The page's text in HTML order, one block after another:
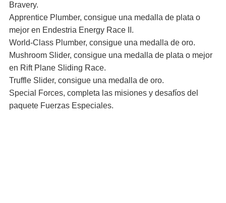
Bravery.
Apprentice Plumber, consigue una medalla de plata o
mejor en Endestria Energy Race II.
World-Class Plumber, consigue una medalla de oro.
Mushroom Slider, consigue una medalla de plata o mejor
en Rift Plane Sliding Race.
Truffle Slider, consigue una medalla de oro.
Special Forces, completa las misiones y desafíos del
paquete Fuerzas Especiales.